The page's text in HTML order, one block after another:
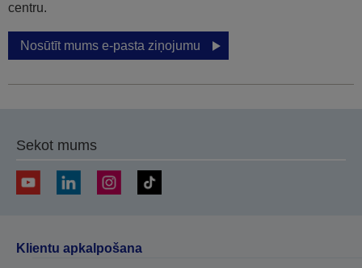
centru.
Nosūtīt mums e-pasta ziņojumu
Sekot mums
Klientu apkalpošana